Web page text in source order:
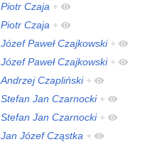
Piotr Czaja +
Piotr Czaja +
Józef Paweł Czajkowski +
Józef Paweł Czajkowski +
Andrzej Czapliński +
Stefan Jan Czarnocki +
Stefan Jan Czarnocki +
Jan Józef Cząstka +